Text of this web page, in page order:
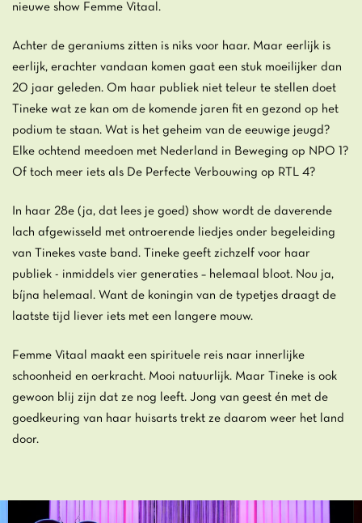
nieuwe show Femme Vitaal.
Achter de geraniums zitten is niks voor haar. Maar eerlijk is
eerlijk, erachter vandaan komen gaat een stuk moeilijker dan
20 jaar geleden. Om haar publiek niet teleur te stellen doet
Tineke wat ze kan om de komende jaren fit en gezond op het
podium te staan. Wat is het geheim van de eeuwige jeugd?
Elke ochtend meedoen met Nederland in Beweging op NPO 1?
Of toch meer iets als De Perfecte Verbouwing op RTL 4?
In haar 28e (ja, dat lees je goed) show wordt de daverende
lach afgewisseld met ontroerende liedjes onder begeleiding
van Tinekes vaste band. Tineke geeft zichzelf voor haar
publiek - inmiddels vier generaties – helemaal bloot. Nou ja,
bíjna helemaal. Want de koningin van de typetjes draagt de
laatste tijd liever iets met een langere mouw.
Femme Vitaal maakt een spirituele reis naar innerlijke
schoonheid en oerkracht. Mooi natuurlijk. Maar Tineke is ook
gewoon blij zijn dat ze nog leeft. Jong van geest én met de
goedkeuring van haar huisarts trekt ze daarom weer het land
door.